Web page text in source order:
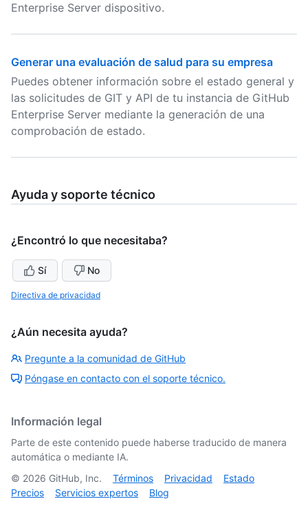
Enterprise Server dispositivo.
Generar una evaluación de salud para su empresa
Puedes obtener información sobre el estado general y
las solicitudes de GIT y API de tu instancia de GitHub
Enterprise Server mediante la generación de una
comprobación de estado.
Ayuda y soporte técnico
¿Encontró lo que necesitaba?
Sí No
Directiva de privacidad
¿Aún necesita ayuda?
Pregunte a la comunidad de GitHub
Póngase en contacto con el soporte técnico.
Información legal
Parte de este contenido puede haberse traducido de manera
automática o mediante IA.
© 2026 GitHub, Inc. Términos Privacidad
Estado
Precios
Servicios expertos Blog